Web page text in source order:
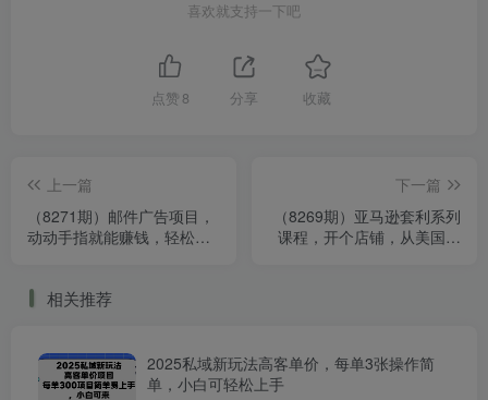
喜欢就支持一下吧
点赞 8 分享 收藏
上一篇
（8271期）邮件广告项目，
动动手指就能赚钱，轻松日
下一篇
（8269期）亚马逊套利系列
课程，开个店铺，从美国进
相关推荐
2025私域新玩法高客单价，每单3张操作简
单，小白可轻松上手